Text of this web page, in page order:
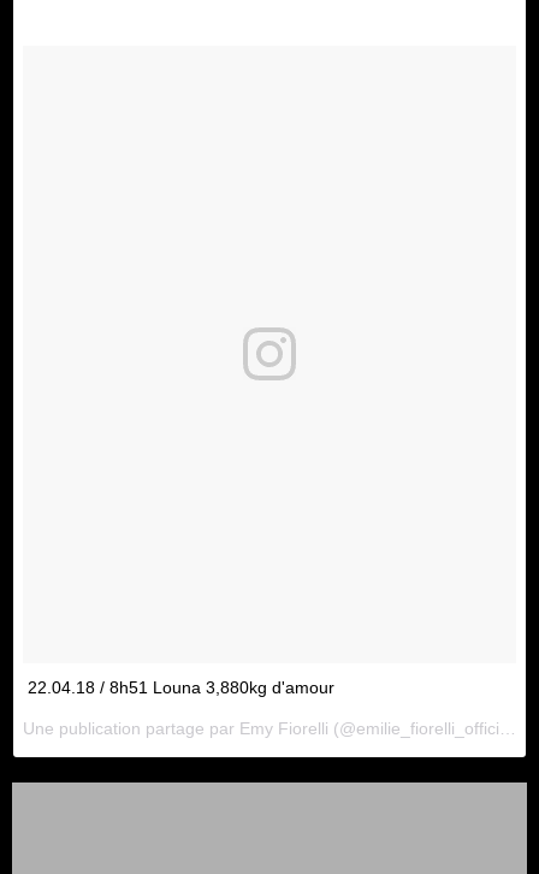
22.04.18 / 8h51 Louna 3,880kg d'amour
Une publication partage par Emy Fiorelli (@emilie_fiorelli_officiel) le